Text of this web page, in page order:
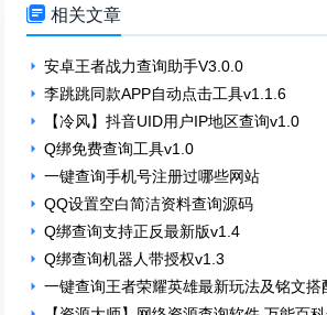
 相关文章
安卓王者战力查询助手V3.0.0
李跳跳同款APP自动点击工具v1.1.6
【冷风】抖音UID用户IP地区查询v1.0
Q绑免费查询工具v1.0
一键查询手机号注册过哪些网站
QQ设置空白简洁资料查询源码
Q绑查询支持正反最新版v1.4
Q绑查询机器人带授权v1.3
一键查询王者荣耀英雄最新玩法及铭文搭